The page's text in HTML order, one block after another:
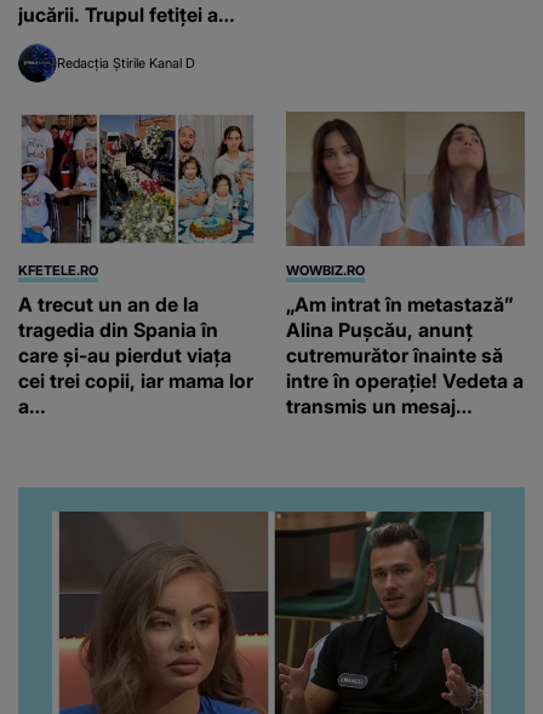
jucării. Trupul fetiței a
fost pus într-un sicriu
alb: „Iubirea noastră, de
Redacția Știrile Kanal D
KFETELE.RO
A trecut un an de la
tragedia din Spania în
care și-au pierdut viața
cei trei copii, iar mama lor
a…
WOWBIZ.RO
„Am intrat în metastază”
Alina Pușcău, anunț
cutremurător înainte să
intre în operație! Vedeta a
transmis un mesaj